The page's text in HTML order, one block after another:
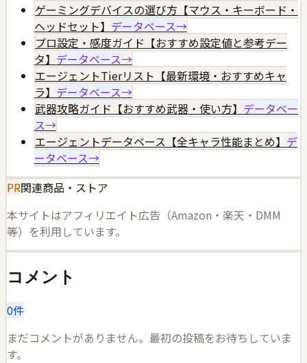
ゲーミングデバイスの選び方【マウス・キーボード・
ヘッドセット】 データベース→
プロ設定・感度ガイド【おすすめ設定値と参考デー
タ】 データベース→
エージェントTierリスト【最新環境・おすすめキャ
ラ】 データベース→
武器攻略ガイド【おすすめ武器・使い方】 データベー
ス→
エージェントデータベース【全キャラ性能まとめ】 デ
ータベース→
PR関連商品・ストア
本サイトはアフィリエイト広告（Amazon・楽天・DMM
等）を利用しています。
コメント
0件
まだコメントがありません。最初の投稿をお待ちしていま
す。